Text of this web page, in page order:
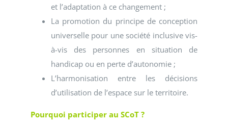
et l’adaptation à ce changement ;
La promotion du principe de conception
universelle pour une société inclusive vis-
à-vis des personnes en situation de
handicap ou en perte d’autonomie ;
L’harmonisation entre les décisions
d’utilisation de l’espace sur le territoire.
Pourquoi participer au SCoT ?